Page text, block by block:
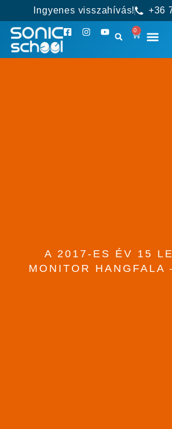
Ingyenes visszahívás! +36
0
A 2017-ES ÉV 15
MONITOR HANGFALA